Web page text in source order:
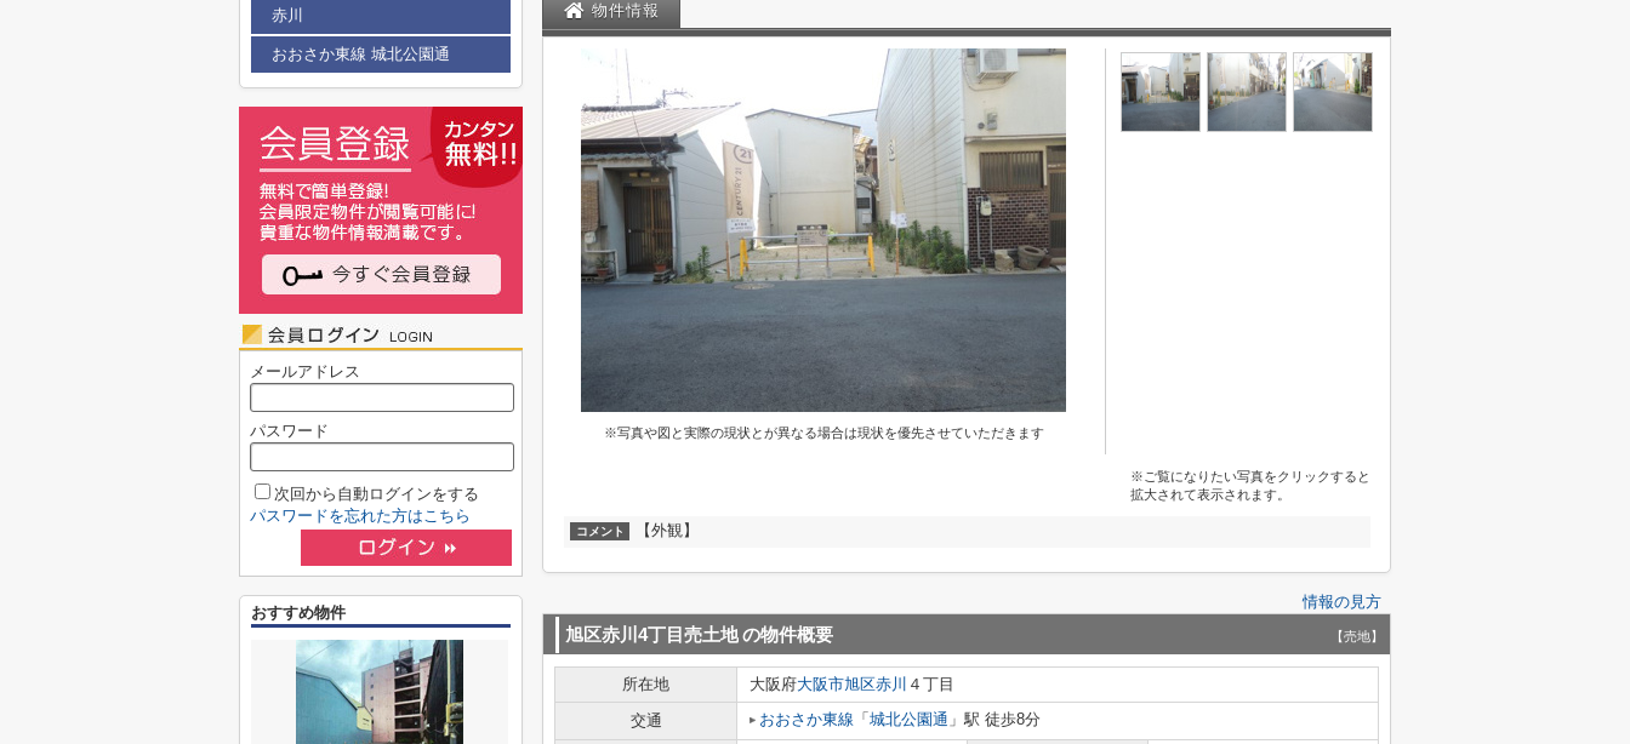
物件情報
※写真や図と実際の現状とが異なる場合は現状を優先させていただきます
※ご覧になりたい写真をクリックすると
拡大されて表示されます。
コメント 【外観】
情報の見方
旭区赤川4丁目売土地の物件概要 【売地】
所在地 大阪府大阪市旭区赤川 ４丁目
交通
おおさか東線 「 城北公園通 」駅 徒歩8分
赤川
おおさか東線 城北公園通
メールアドレス
パスワード
次回から自動ログインをする
パスワードを忘れた方はこちら
おすすめ物件